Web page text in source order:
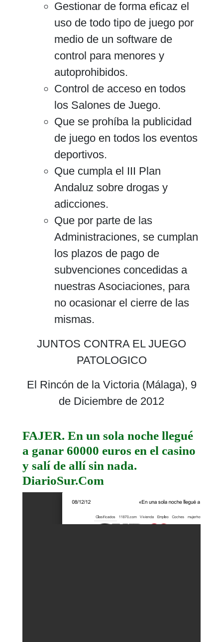
Gestionar de forma eficaz el
uso de todo tipo de juego por
medio de un software de
control para menores y
autoprohibidos.
Control de acceso en todos
los Salones de Juego.
Que se prohíba la publicidad
de juego en todos los eventos
deportivos.
Que cumpla el III Plan
Andaluz sobre drogas y
adicciones.
Que por parte de las
Administraciones, se cumplan
los plazos de pago de
subvenciones concedidas a
nuestras Asociaciones, para
no ocasionar el cierre de las
mismas.
JUNTOS CONTRA EL JUEGO
PATOLOGICO
El Rincón de la Victoria (Málaga), 9
de Diciembre de 2012
FAJER. En un sola noche llegué
a ganar 60000 euros en el casino
y salí de allí sin nada.
DiarioSur.Com